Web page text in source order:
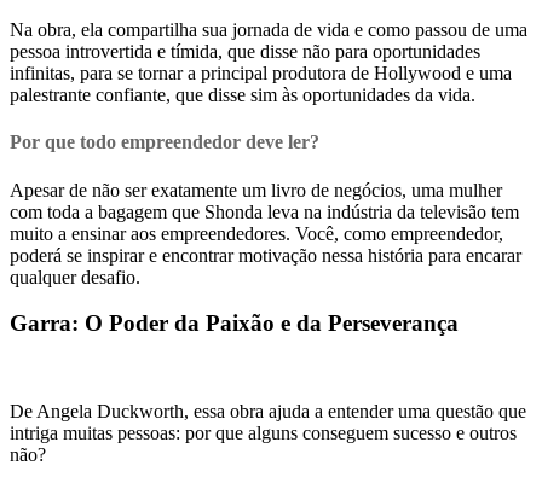
Na obra, ela compartilha sua jornada de vida e como passou de uma
pessoa introvertida e tímida, que disse não para oportunidades
infinitas, para se tornar a principal produtora de Hollywood e uma
palestrante confiante, que disse sim às oportunidades da vida.
Por que todo empreendedor deve ler?
Apesar de não ser exatamente um livro de negócios, uma mulher
com toda a bagagem que Shonda leva na indústria da televisão tem
muito a ensinar aos empreendedores. Você, como empreendedor,
poderá se inspirar e encontrar motivação nessa história para encarar
qualquer desafio.
Garra: O Poder da Paixão e da Perseverança
De Angela Duckworth, essa obra ajuda a entender uma questão que
intriga muitas pessoas: por que alguns conseguem sucesso e outros
não?